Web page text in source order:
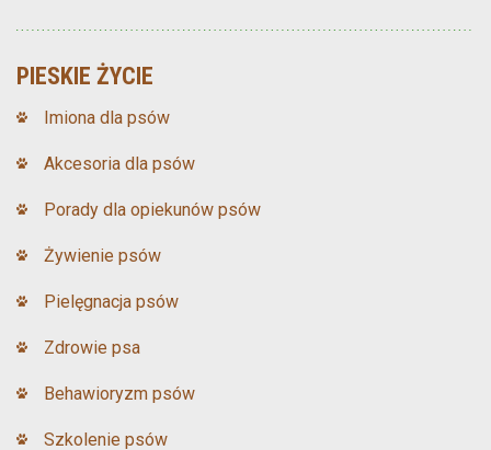
PIESKIE ŻYCIE
Imiona dla psów
Akcesoria dla psów
Porady dla opiekunów psów
Żywienie psów
Pielęgnacja psów
Zdrowie psa
Behawioryzm psów
Szkolenie psów